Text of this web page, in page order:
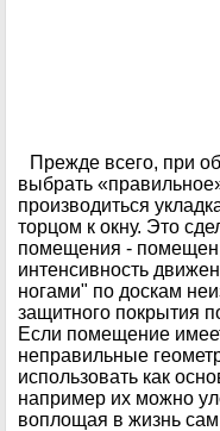
Прежде всего, при
выбрать
производиться
торцом к окну. Это
помещения -
интенсивность
ногами" по доскам
защитного покрытия
Если помещение
неправильные
использовать как
например их можно
воплощая в жизнь